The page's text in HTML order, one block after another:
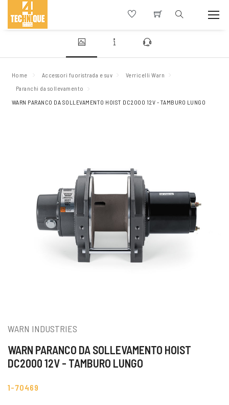
Home Accessori fuoristrada e suv
Verricelli Warn
Paranchi da sollevamento
WARN PARANCO DA SOLLEVAMENTO HOIST DC2000 12V - TAMBURO LUNGO
WARN INDUSTRIES
WARN PARANCO DA SOLLEVAMENTO HOIST
DC2000 12V - TAMBURO LUNGO
1-70469